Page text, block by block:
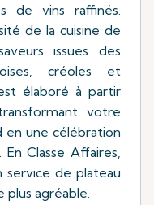
de vins raffinés.
de la cuisine de
issues des
créoles et
élaboré à partir
votre
en une célébration
Classe Affaires,
service de plateau
agréable.